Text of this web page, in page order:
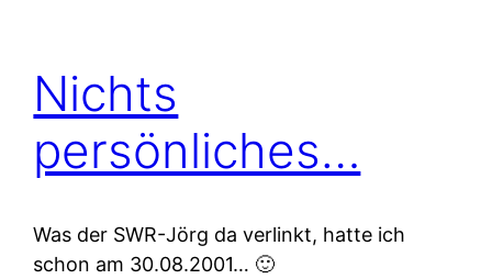
Nichts
persönliches…
Was der SWR-Jörg da verlinkt, hatte ich
schon am 30.08.2001… 🙂